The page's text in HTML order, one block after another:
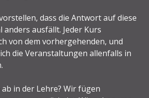
dass die Antwort auf diese
anders ausfällt. Jeder Kurs
von dem vorhergehenden, und
die Veranstaltungen allenfalls in
in der Lehre? Wir fügen